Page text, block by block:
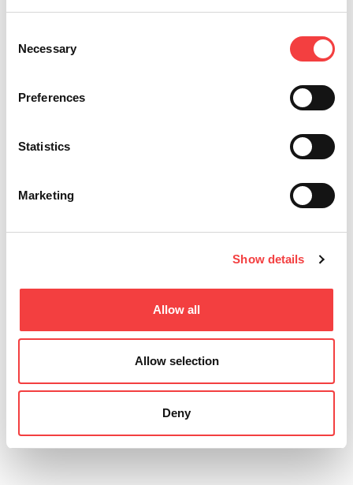
Selection
Necessary
Preferences
Statistics
Marketing
Show details
Allow all
Allow selection
Deny
COHESITY 圆桌会议：数据保护的战略创新
阅读所有